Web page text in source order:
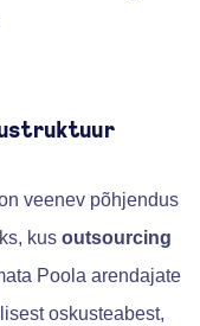
veenev põhjendus
kus outsourcing
Poola arendajate
oskusteabest,